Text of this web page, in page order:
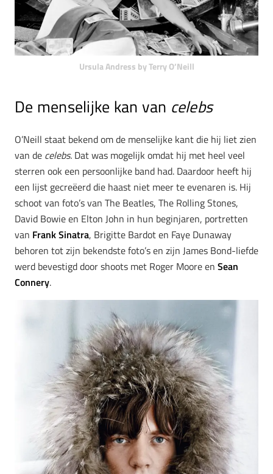
Ursula Andress by Terry O’Neill
De menselijke kan van celebs
O’Neill staat bekend om de menselijke kant die hij liet zien
van de celebs. Dat was mogelijk omdat hij met heel veel
sterren ook een persoonlijke band had. Daardoor heeft hij
een lijst gecreëerd die haast niet meer te evenaren is. Hij
schoot van foto’s van The Beatles, The Rolling Stones,
David Bowie en Elton John in hun beginjaren, portretten
van Frank Sinatra, Brigitte Bardot en Faye Dunaway
behoren tot zijn bekendste foto’s en zijn James Bond-liefde
werd bevestigd door shoots met Roger Moore en Sean
Connery.